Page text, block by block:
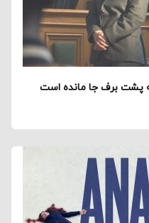
پشت برف جا مانده است